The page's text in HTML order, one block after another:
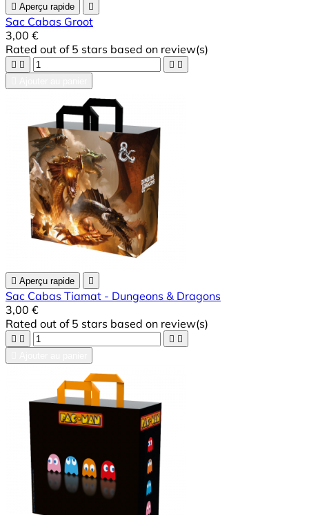
 Aperçu rapide 
Sac Cabas Groot
3,00 €
Rated out of 5 stars based on review(s)
   
 Aperçu rapide 
Sac Cabas Tiamat - Dungeons & Dragons
3,00 €
Rated out of 5 stars based on review(s)
   